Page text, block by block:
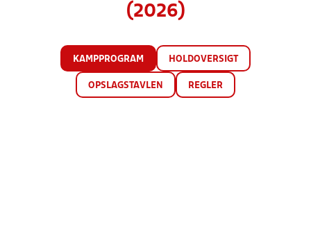
(2026)
KAMPPROGRAM HOLDOVERSIGT
OPSLAGSTAVLEN REGLER